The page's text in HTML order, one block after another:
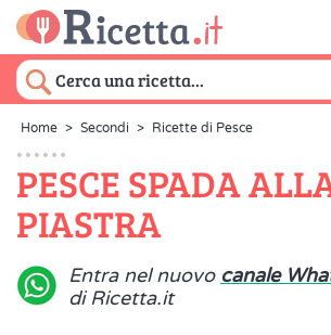
Home > Secondi > Ricette di Pesce
PESCE SPADA
PIASTRA
Entra nel nuovo canale
di Ricetta.it